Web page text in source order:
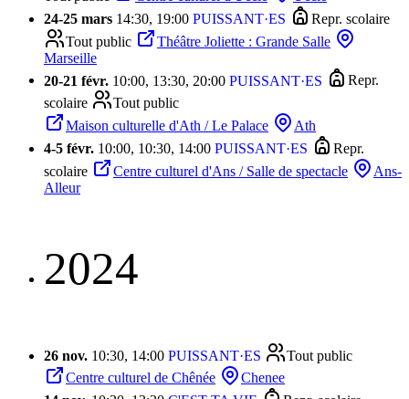
24-25 mars 14:30, 19:00 PUISSANT·ES
Repr. scolaire
Tout public
Théâtre Joliette : Grande Salle
Marseille
20-21 févr. 10:00, 13:30, 20:00 PUISSANT·ES
Repr.
scolaire
Tout public
Maison culturelle d'Ath / Le Palace
Ath
4-5 févr. 10:00, 10:30, 14:00 PUISSANT·ES
Repr.
scolaire
Centre culturel d'Ans / Salle de spectacle
Ans-
Alleur
2024
26 nov. 10:30, 14:00 PUISSANT·ES
Tout public
Centre culturel de Chênée
Chenee